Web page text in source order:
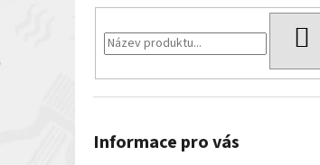
Informace pro vás